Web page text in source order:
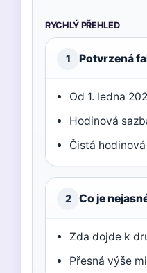
RYCHLÝ PŘEHLED
1 Potvrzená
Od 1. ledna
Hodinová
Čistá
2 Co je
Zda dojde k
Přesná výše